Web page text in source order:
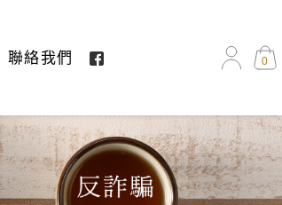
聯絡我們 0